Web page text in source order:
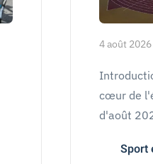
4 août 2026
cœur de
d'août
Sport